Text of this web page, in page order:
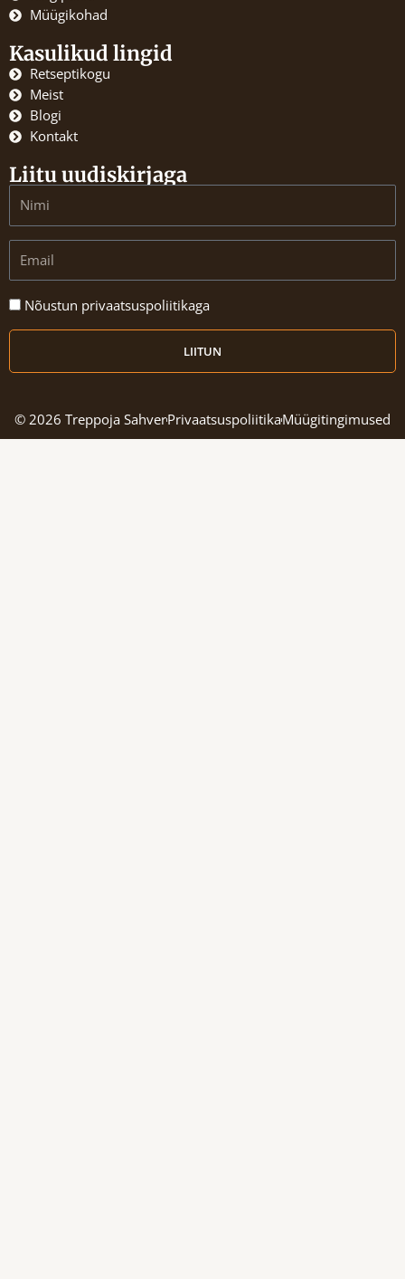
m
Müügikohad
Kasulikud lingid
Retseptikogu
Meist
Blogi
Kontakt
Liitu uudiskirjaga
Nõustun
privaatsuspoliitikaga
Nõustun privaatsuspoliitikaga
LIITUN
© 2026 Treppoja SahverPrivaatsuspoliitikaMüügitingimused